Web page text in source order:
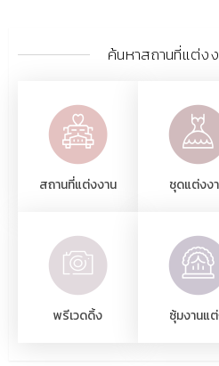
ค้นหาสถานที่แต่ง
สถานที่แต่งงาน ชุดแต่งง
พรีเวดดิ้ง ซุ้มงานแ